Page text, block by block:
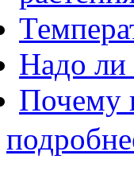
Надо ли
Почему